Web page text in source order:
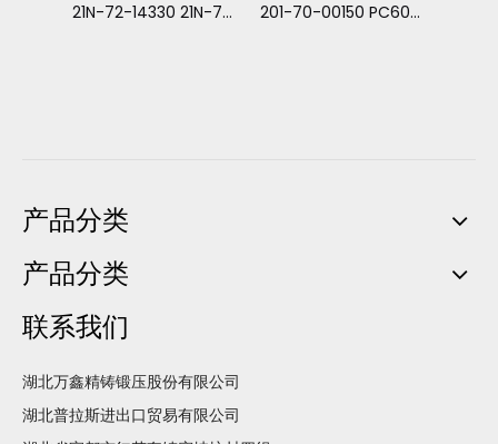
21N-72-14330 21N-72-14331 牙销 适用于小松 PC1000-PC1250 201-70-00150 PC60PN 牙销 小松 PC60-1,2
产品分类
产品分类
联系我们
湖北万鑫精铸锻压股份有限公司
湖北普拉斯进出口贸易有限公司